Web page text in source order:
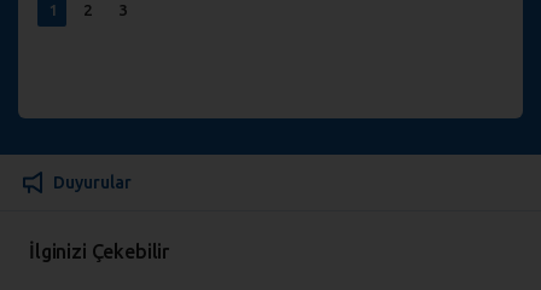
1 2 3
Duyurular
İlginizi Çekebilir